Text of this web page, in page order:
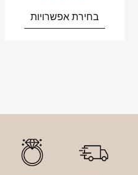
בחירת אפשרויות